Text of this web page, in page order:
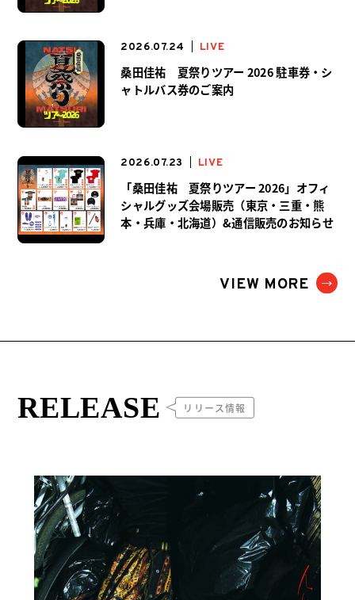
2026.07.24 LIVE
桑田佳祐 夏祭りツアー 2026 駐車券・シ
ャトルバス券のご案内
2026.07.23 LIVE
「桑田佳祐 夏祭りツアー 2026」オフィ
シャルグッズ会場販売（東京・三重・熊
本・兵庫・北海道）&通信販売のお知らせ
VIEW MORE
RELEASE リリース情報